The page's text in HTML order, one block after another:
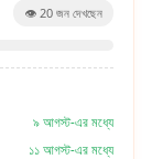
👁️ 20 জন দেখছেন
৯ আগস্ট-এর মধ্যে
১১ আগস্ট-এর মধ্যে